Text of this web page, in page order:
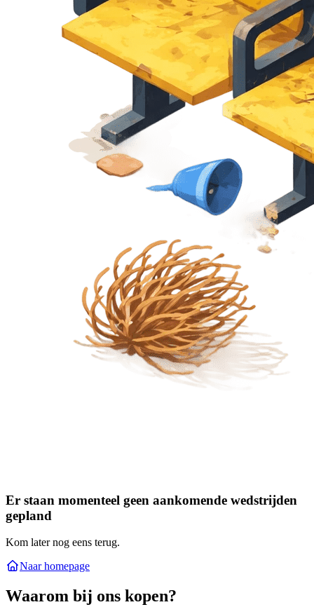
Er staan momenteel geen aankomende wedstrijden
gepland
Kom later nog eens terug.
Naar homepage
Waarom bij ons kopen?